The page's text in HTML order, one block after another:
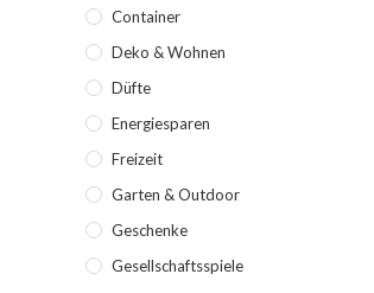
Container
Deko & Wohnen
Düfte
Energiesparen
Freizeit
Garten & Outdoor
Geschenke
Gesellschaftsspiele